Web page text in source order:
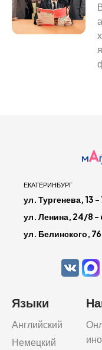
ЕКАТЕРИНБУРГ
ул. Тургенева, 13
ул. Ленина, 24/8 -
ул. Белинского,
Языки
Английский
Немецкий